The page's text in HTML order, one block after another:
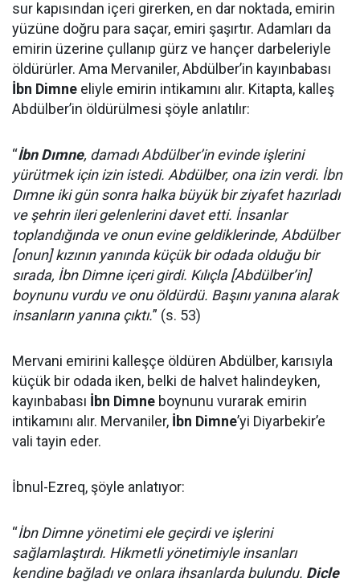
sur kapısından içeri girerken, en dar noktada, emirin
yüzüne doğru para saçar, emiri şaşırtır. Adamları da
emirin üzerine çullanıp gürz ve hançer darbeleriyle
öldürürler. Ama Mervaniler, Abdülber’in kayınbabası
İbn Dimne eliyle emirin intikamını alır. Kitapta, kalleş
Abdülber’in öldürülmesi şöyle anlatılır:
“İbn Dımne, damadı Abdülber’in evinde işlerini
yürütmek için izin istedi. Abdülber, ona izin verdi. İbn
Dımne iki gün sonra halka büyük bir ziyafet hazırladı
ve şehrin ileri gelenlerini davet etti. İnsanlar
toplandığında ve onun evine geldiklerinde, Abdülber
[onun] kızının yanında küçük bir odada olduğu bir
sırada, İbn Dimne içeri girdi. Kılıçla [Abdülber’in]
boynunu vurdu ve onu öldürdü. Başını yanına alarak
insanların yanına çıktı.” (s. 53)
Mervani emirini kalleşçe öldüren Abdülber, karısıyla
küçük bir odada iken, belki de halvet halindeyken,
kayınbabası İbn Dimne boynunu vurarak emirin
intikamını alır. Mervaniler, İbn Dimne’yi Diyarbekir’e
vali tayin eder.
İbnul-Ezreq, şöyle anlatıyor:
“İbn Dimne yönetimi ele geçirdi ve işlerini
sağlamlaştırdı. Hikmetli yönetimiyle insanları
kendine bağladı ve onlara ihsanlarda bulundu. Dicle